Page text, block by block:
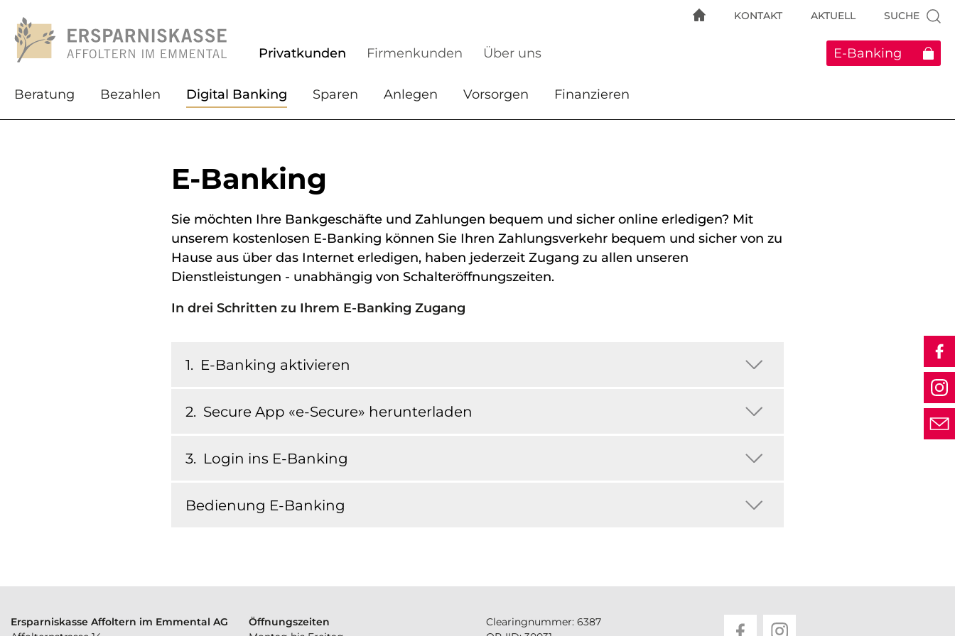
KONTAKT AKTUELL SUCHE
E-Banking
Privatkunden Firmenkunden Über uns
Beratung Bezahlen Digital Banking Sparen Anlegen Vorsorgen Finanzieren
E-Banking
Sie möchten Ihre Bankgeschäfte und Zahlungen bequem und sicher online erledigen? Mit
unserem kostenlosen E-Banking können Sie Ihren Zahlungsverkehr bequem und sicher von zu
Hause aus über das Internet erledigen, haben jederzeit Zugang zu allen unseren
Dienstleistungen - unabhängig von Schalteröffnungszeiten.
In drei Schritten zu Ihrem E-Banking Zugang
1. E-Banking aktivieren
2. Secure App «e-Secure» herunterladen
3. Login ins E-Banking
Bedienung E-Banking
Ersparniskasse Affoltern im Emmental AG
Öffnungszeiten
Clearingnummer: 6387